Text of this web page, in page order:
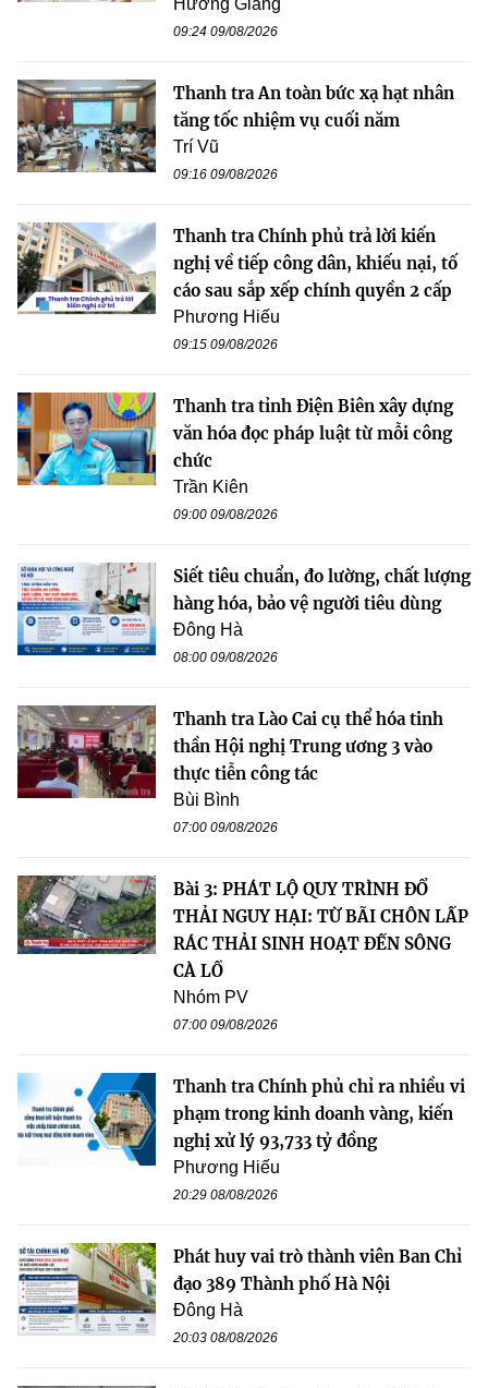
Hương Giang
09:24 09/08/2026
Thanh tra An toàn bức xạ hạt nhân
tăng tốc nhiệm vụ cuối năm
Trí Vũ
09:16 09/08/2026
Thanh tra Chính phủ trả lời kiến
nghị về tiếp công dân, khiếu nại, tố
cáo sau sắp xếp chính quyền 2 cấp
Phương Hiếu
09:15 09/08/2026
Thanh tra tỉnh Điện Biên xây dựng
văn hóa đọc pháp luật từ mỗi công
chức
Trần Kiên
09:00 09/08/2026
Siết tiêu chuẩn, đo lường, chất lượng
hàng hóa, bảo vệ người tiêu dùng
Đông Hà
08:00 09/08/2026
Thanh tra Lào Cai cụ thể hóa tinh
thần Hội nghị Trung ương 3 vào
thực tiễn công tác
Bùi Bình
07:00 09/08/2026
Bài 3: PHÁT LỘ QUY TRÌNH ĐỔ
THẢI NGUY HẠI: TỪ BÃI CHÔN LẤP
RÁC THẢI SINH HOẠT ĐẾN SÔNG
CÀ LỒ
Nhóm PV
07:00 09/08/2026
Thanh tra Chính phủ chỉ ra nhiều vi
phạm trong kinh doanh vàng, kiến
nghị xử lý 93,733 tỷ đồng
Phương Hiếu
20:29 08/08/2026
Phát huy vai trò thành viên Ban Chỉ
đạo 389 Thành phố Hà Nội
Đông Hà
20:03 08/08/2026